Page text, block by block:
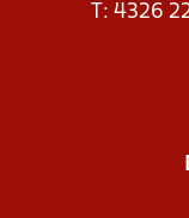
T: 4326